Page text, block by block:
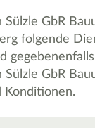
Sülzle GbR
folgende
Sülzle GbR
Konditionen.